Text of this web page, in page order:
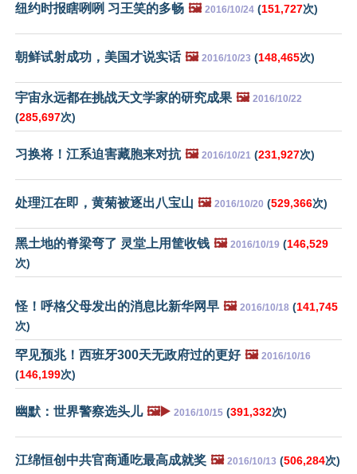
纽约时报瞎咧咧 习王笑的多畅 🖼️ 2016/10/24 (151,727次)
朝鲜试射成功，美国才说实话 🖼️ 2016/10/23 (148,465次)
宇宙永远都在挑战天文学家的研究成果 🖼️ 2016/10/22
(285,697次)
习换将！江系迫害藏胞来对抗 🖼️ 2016/10/21 (231,927次)
处理江在即，黄菊被逐出八宝山 🖼️ 2016/10/20 (529,366次)
黑土地的脊梁弯了 灵堂上用筐收钱 🖼️ 2016/10/19 (146,529
次)
怪！呼格父母发出的消息比新华网早 🖼️ 2016/10/18 (141,745
次)
罕见预兆！西班牙300天无政府过的更好 🖼️ 2016/10/16
(146,199次)
幽默：世界警察选头儿 🖼️▶️ 2016/10/15 (391,332次)
江绵恒创中共官商通吃最高成就奖 🖼️ 2016/10/13 (506,284次)